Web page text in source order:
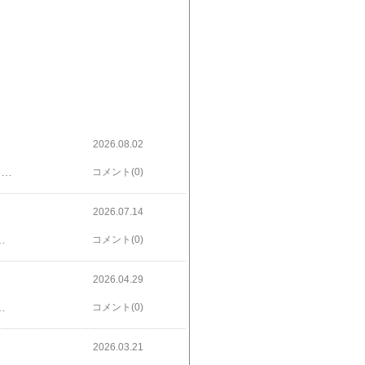
2026.08.02
コメント(0)
2026.07.14
コメント(0)
2026.04.29
コメント(0)
2026.03.21